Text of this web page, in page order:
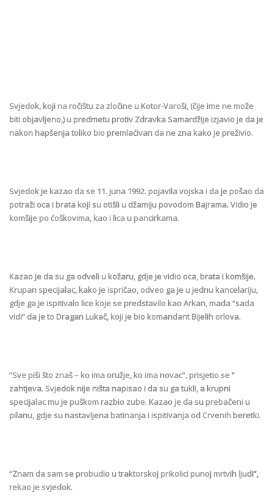
Svjedok, koji na ročištu za zločine u Kotor-Varoši, (čije ime ne može
biti objavljeno,) u predmetu protiv Zdravka Samardžije izjavio je da je
nakon hapšenja toliko bio premlaćivan da ne zna kako je preživio.
Svjedok je kazao da se 11. juna 1992. pojavila vojska i da je pošao da
potraži oca i brata koji su otišli u džamiju povodom Bajrama. Vidio je
komšije po ćoškovima, kao i lica u pancirkama.
Kazao je da su ga odveli u kožaru, gdje je vidio oca, brata i komšije.
Krupan specijalac, kako je ispričao, odveo ga je u jednu kancelariju,
gdje ga je ispitivalo lice koje se predstavilo kao Arkan, mada “sada
vidi” da je to Dragan Lukač, koji je bio komandant Bijelih orlova.
“Sve piši što znaš – ko ima oružje, ko ima novac”, prisjetio se “
zahtjeva. Svjedok nije ništa napisao i da su ga tukli, a krupni
specijalac mu je puškom razbio zube. Kazao je da su prebačeni u
pilanu, gdje su nastavljena batinanja i ispitivanja od Crvenih beretki.
“Znam da sam se probudio u traktorskoj prikolici punoj mrtvih ljudi”,
rekao je svjedok.